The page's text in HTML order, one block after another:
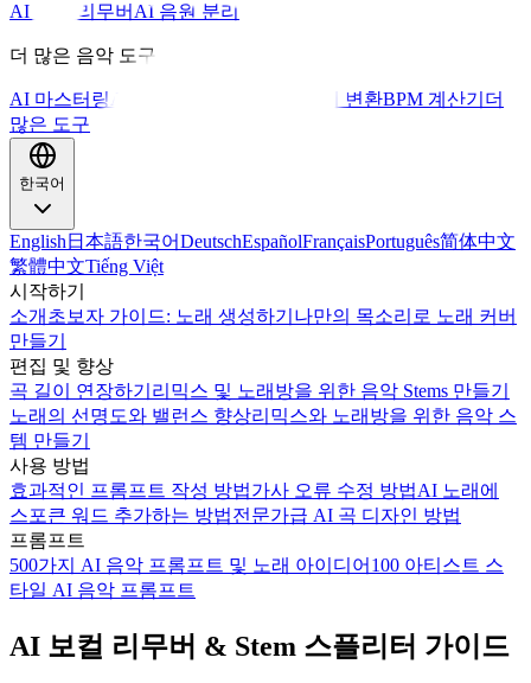
AI 보컬 리무버 AI 음원 분리
더 많은 음악 도구
AI 마스터링 AI 악보 미디 변환BPM 계산기 더
많은 도구
한국어
English 日本語한국어DeutschEspañolFrançaisPortuguês简体中文
繁體中文Tiếng Việt
시작하기
소개 초보자 가이드: 노래 생성하기 나만의 목소리로 노래 커버
만들기
편집 및 향상
곡 길이 연장하기 리믹스 및 노래방을 위한 음악 Stems 만들기
노래의 선명도와 밸런스 향상리믹스와 노래방을 위한 음악 스
템 만들기
사용 방법
효과적인 프롬프트 작성 방법가사 오류 수정 방법AI 노래에
스포큰 워드 추가하는 방법전문가급 AI 곡 디자인 방법
프롬프트
500가지 AI 음악 프롬프트 및 노래 아이디어 100 아티스트 스
타일 AI 음악 프롬프트
AI 보컬 리무버 & Stem 스플리터 가이드